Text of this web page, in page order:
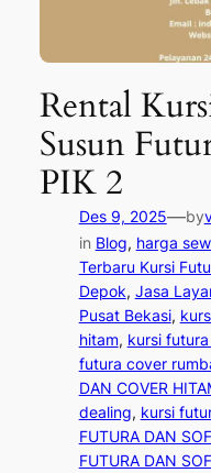
Rental
Susun
PIK 2
Des 9, 2025—by
in Blog, harga
Terbaru Kursi
Depok, Jasa
Pusat Bekasi,
hitam, kursi
futura cover
DAN COVER
dealing, kursi
FUTURA DAN
FUTURA DAN